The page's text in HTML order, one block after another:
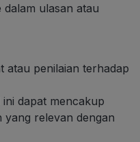
ulasan atau
atau penilaian terhadap
dapat mencakup
relevan dengan